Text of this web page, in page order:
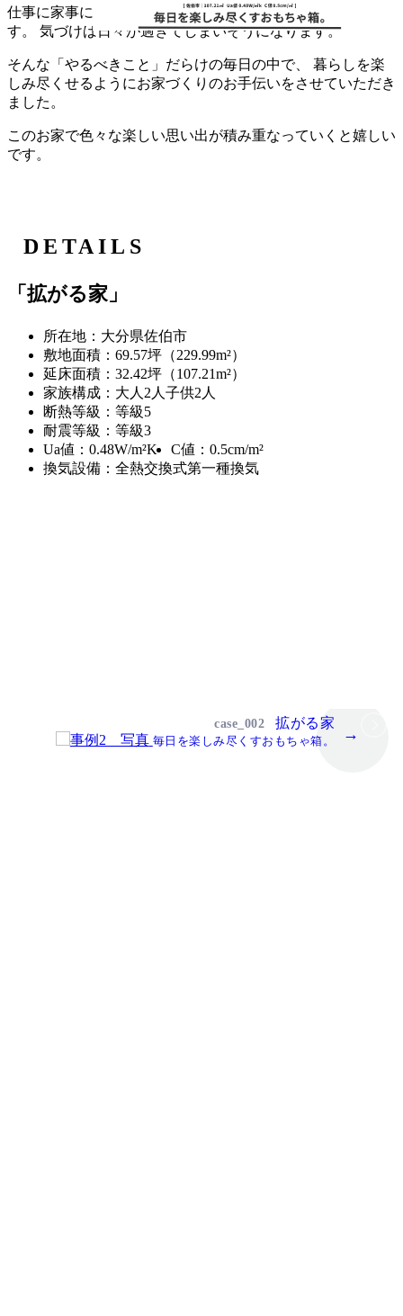
仕事に家事に、子育てにとやるべきことはたくさんありま
す。
気づけば日々が過ぎてしまいそうになります。
そんな「やるべきこと」だらけの毎日の中で、
暮らしを楽
しみ尽くせるようにお家づくりのお手伝いをさせていただき
ました。
このお家で色々な楽しい思い出が積み重なっていくと嬉しい
です。
DETAILS
「拡がる家」
所在地：大分県佐伯市
敷地面積：69.57坪（229.99m²）
延床面積：32.42坪（107.21m²）
家族構成：大人2人子供2人
断熱等級：等級5
耐震等級：等級3
Ua値：0.48W/m²K
C値：0.5cm/m²
換気設備：全熱交換式第一種換気
case_002 拡がる家
毎日を楽しみ尽くすおもちゃ箱。